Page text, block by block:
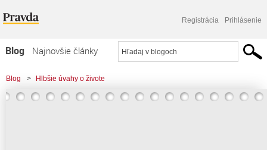
Registrácia Prihlásenie
Blog
Najnovšie články
Najčítanejšie články
Najkomentovanejšie články
Blog > Hlbšie úvahy o živote
> Každý, kto len trochu chce, to cíti! Odbíja hodina dvanásta!